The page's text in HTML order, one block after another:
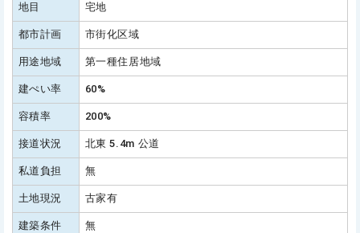
地目 宅地
都市計画 市街化区域
用途地域 第一種住居地域
建ぺい率 60%
容積率 200%
接道状況 北東 5.4m 公道
私道負担 無
土地現況 古家有
建築条件 無